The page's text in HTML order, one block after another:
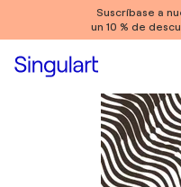
Suscríbase a
un 10 % de